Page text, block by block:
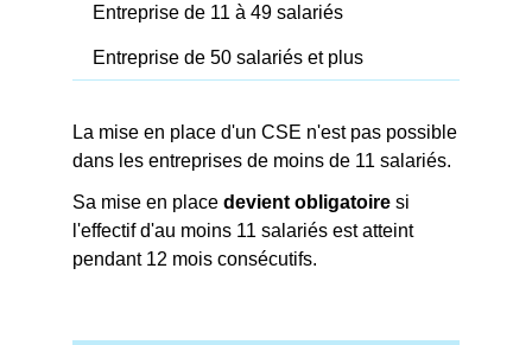
Entreprise de 11 à 49 salariés
Entreprise de 50 salariés et plus
La mise en place d'un CSE n'est pas possible
dans les entreprises de moins de 11 salariés.
Sa mise en placedevient obligatoire si
l'effectif d'au moins 11 salariés est atteint
pendant 12 mois consécutifs.